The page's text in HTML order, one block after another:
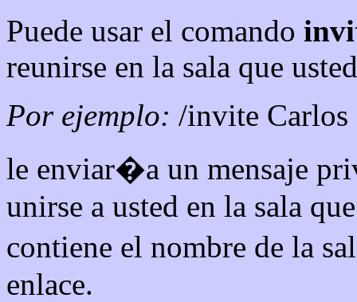
Puede usar el comando
reunirse en la sala que
Por ejemplo: /invite Carlos
le enviar�a un mensaje
unirse a usted en la sala
contiene el nombre de la
enlace.